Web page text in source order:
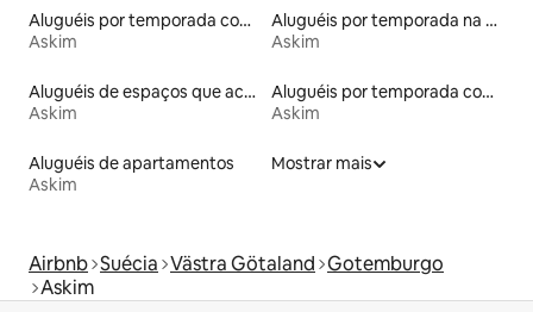
Aluguéis por temporada com acesso ao lago
Askim
Aluguéis por temporada na orla
Askim
Aluguéis de espaços que aceitam animais de estimação
Askim
Aluguéis por temporada com banheira de hidromassagem
Askim
Aluguéis de apartamentos
Askim
Mostrar mais
Airbnb Suécia Västra Götaland Gotemburgo
Askim